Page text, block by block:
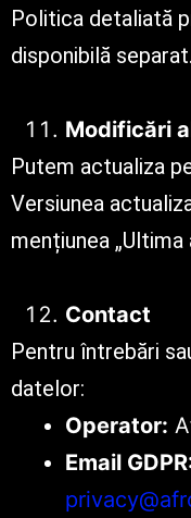
Politica detaliată
disponibilă separat.
Modificări
Putem actualiza
Versiunea
mențiunea „Ultima
Contact
Pentru întrebări
datelor:
Operator:
Email